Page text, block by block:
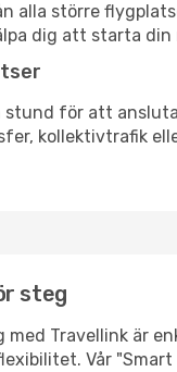
alla större
dig att starta din
stund för att
kollektivtrafik
steg
Travellink är
Vår